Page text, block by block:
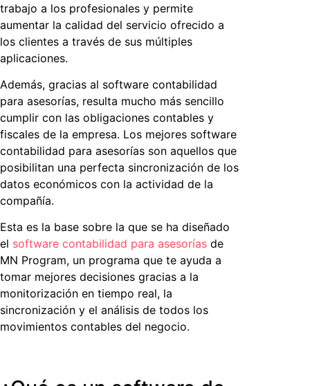
trabajo a los profesionales y permite
aumentar la calidad del servicio ofrecido a
los clientes a través de sus múltiples
aplicaciones.
Además, gracias al software contabilidad
para asesorías, resulta mucho más sencillo
cumplir con las obligaciones contables y
fiscales de la empresa. Los mejores software
contabilidad para asesorías son aquellos que
posibilitan una perfecta sincronización de los
datos económicos con la actividad de la
compañía.
Esta es la base sobre la que se ha diseñado
el software contabilidad para asesorías de
MN Program, un programa que te ayuda a
tomar mejores decisiones gracias a la
monitorización en tiempo real, la
sincronización y el análisis de todos los
movimientos contables del negocio.